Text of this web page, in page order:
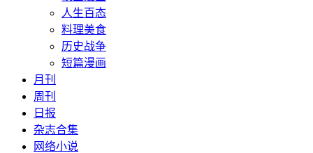
人生百态
料理美食
历史战争
短篇漫画
月刊
周刊
日报
杂志合集
网络小说